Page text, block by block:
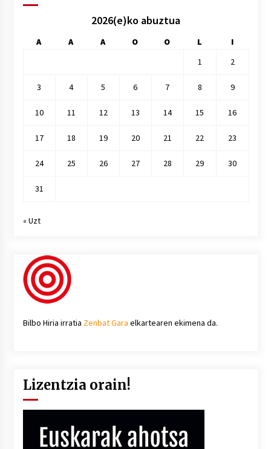
2026(e)ko abuztua
A A A O O L
I
1
2
3 4 5 6 7 8 9
10 11 12 13 14 15 16
17 18 19 20 21 22 23
24 25 26 27 28 29 30
31
« Uzt
Bilbo Hiria irratia Zenbat Gara elkartearen ekimena da.
Lizentzia orain!